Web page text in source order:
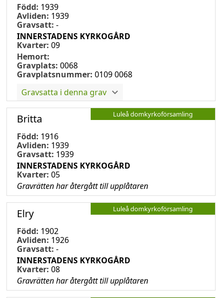
Född: 1939
Avliden: 1939
Gravsatt: -
INNERSTADENS KYRKOGÅRD
Kvarter: 09
Hemort:
Gravplats: 0068
Gravplatsnummer: 0109 0068
Gravsatta i denna grav
Luleå domkyrkoförsamling
Britta
Född: 1916
Avliden: 1939
Gravsatt: 1939
INNERSTADENS KYRKOGÅRD
Kvarter: 05
Gravrätten har återgått till upplåtaren
Luleå domkyrkoförsamling
Elry
Född: 1902
Avliden: 1926
Gravsatt: -
INNERSTADENS KYRKOGÅRD
Kvarter: 08
Gravrätten har återgått till upplåtaren